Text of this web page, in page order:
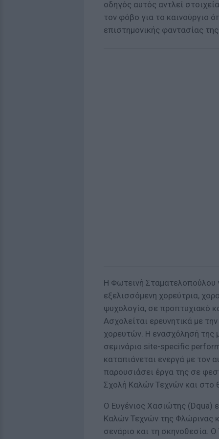
οδηγός αυτός αντλεί
τον φόβο για το καινούργιο
επιστημονικής φαντασίας
Η Φωτεινή Σταματελοπούλου
εξελισσόμενη χορεύτρια,
ψυχολογία, σε προπτυχιακό
Ασχολείται ερευνητικά με
χορευτών. Η ενασχόλησή της
σεμινάριο site-specific
καταπιάνεται ενεργά με τον
παρουσιάσει έργα της σε
Σχολή Καλών Τεχνών και στο
Ο Ευγένιος Χασιώτης (Dqua)
Καλών Τεχνών της Φλώρινας
σενάριο και τη σκηνοθεσία.